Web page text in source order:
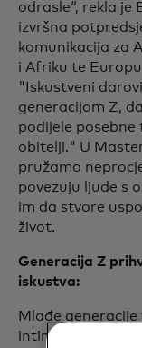
odrasle“, rekla je
izvršna
komunikacija za
i Afriku te
"Iskustveni
generacijom Z,
podijele
obitelji." U
pružamo
povezuju ljude s
im da stvore
život.
Generacija Z
iskustva:
Mlađe
intimnija, lokalna